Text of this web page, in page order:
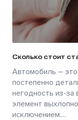
Сколько стоит
Автомобиль –
постепенно
негодность из-за
элемент
исключением....